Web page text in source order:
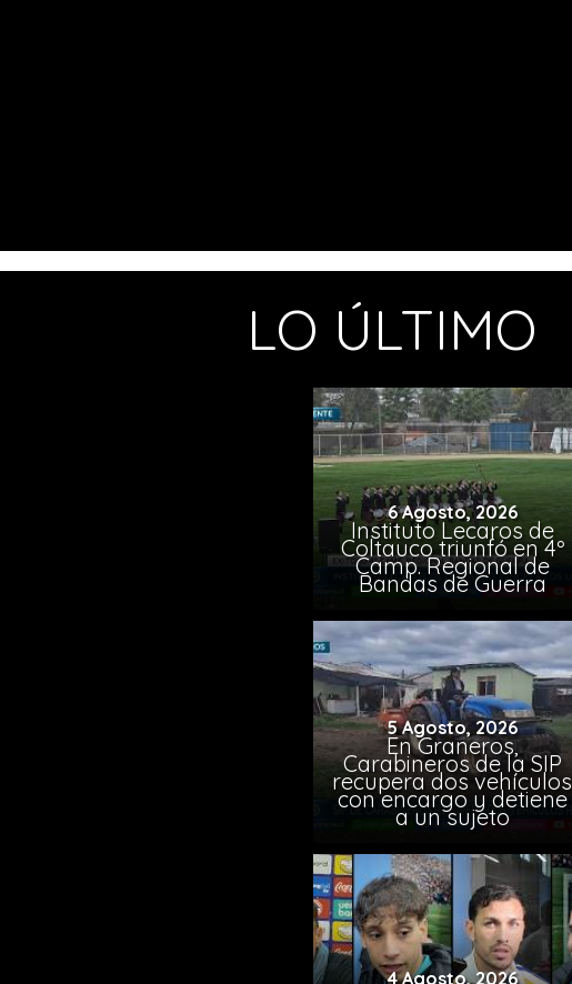
LO ÚLTIMO
6 Agosto, 2026
Instituto Lecaros de
Coltauco triunfó en 4º
Camp. Regional de
Bandas de Guerra
5 Agosto, 2026
En Graneros,
Carabineros de la SIP
recupera dos vehículos
con encargo y detiene
a un sujeto
4 Agosto, 2026